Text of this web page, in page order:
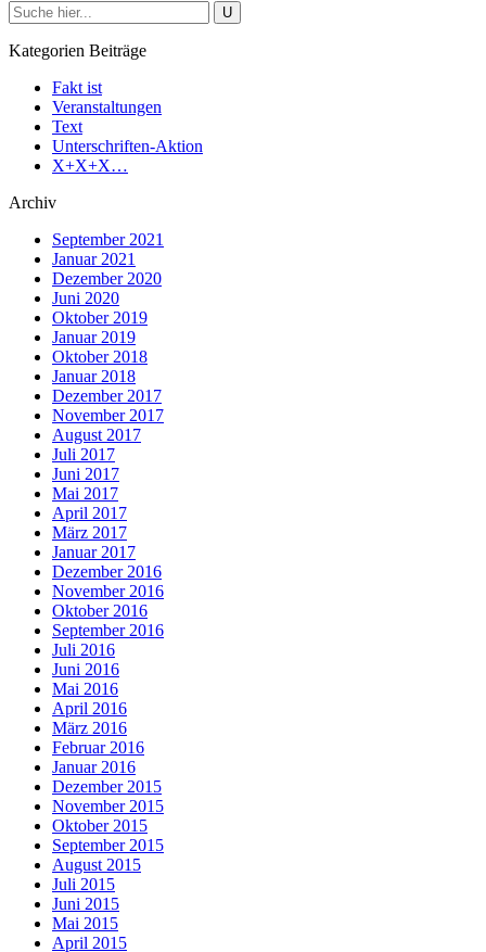
Kategorien Beiträge
Fakt ist
Veranstaltungen
Text
Unterschriften-Aktion
X+X+X…
Archiv
September 2021
Januar 2021
Dezember 2020
Juni 2020
Oktober 2019
Januar 2019
Oktober 2018
Januar 2018
Dezember 2017
November 2017
August 2017
Juli 2017
Juni 2017
Mai 2017
April 2017
März 2017
Januar 2017
Dezember 2016
November 2016
Oktober 2016
September 2016
Juli 2016
Juni 2016
Mai 2016
April 2016
März 2016
Februar 2016
Januar 2016
Dezember 2015
November 2015
Oktober 2015
September 2015
August 2015
Juli 2015
Juni 2015
Mai 2015
April 2015